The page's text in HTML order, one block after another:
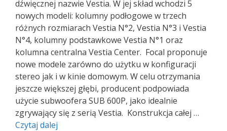
dźwięcznej nazwie Vestia. W jej skład wchodzi 5
nowych modeli: kolumny podłogowe w trzech
różnych rozmiarach Vestia N°2, Vestia N°3 i Vestia
N°4, kolumny podstawkowe Vestia N°1 oraz
kolumna centralna Vestia Center. Focal proponuje
nowe modele zarówno do użytku w konfiguracji
stereo jak i w kinie domowym. W celu otrzymania
jeszcze większej głębi, producent podpowiada
użycie subwoofera SUB 600P, jako idealnie
zgrywający się z serią Vestia. Konstrukcja całej …
Czytaj dalej